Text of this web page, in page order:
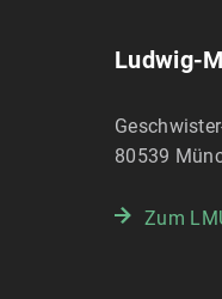
Ludwig-
80539
Zum